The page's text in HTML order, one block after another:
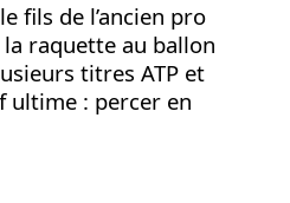
fils de l’ancien pro
raquette au ballon
titres ATP et
ultime : percer en